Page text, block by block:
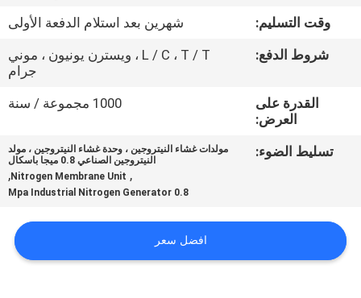
اتصل
أخبار
القضايا
عرض
أسعار
وقت التسليم:
شهرين بعد استلام الدفعة الأولى
شروط الدفع:
L / C ، T / T ، ويسترن يونيون ، موني
جرام
القدرة على
العرض:
1000 مجموعة / سنة
تسليط الضوء:
مولدات غشاء النيتروجين ، وحدة غشاء النيتروجين ، مولد
النيتروجين الصناعي 0.8 ميجا باسكال
,
Nitrogen Membrane Unit
,
0.8 Mpa Industrial Nitrogen Generator
افضل سعر